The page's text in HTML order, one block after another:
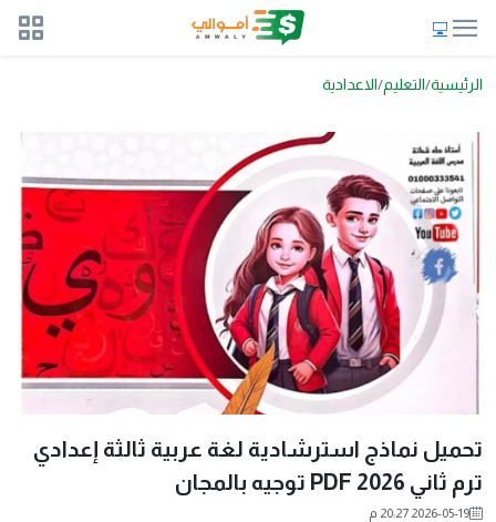
الرئيسية التعليم الاعدادية
تحميل نماذج استرشادية لغة عربية ثالثة إعدادي
ترم ثاني 2026 PDF توجيه بالمجان
2026-05-19 20:27 م